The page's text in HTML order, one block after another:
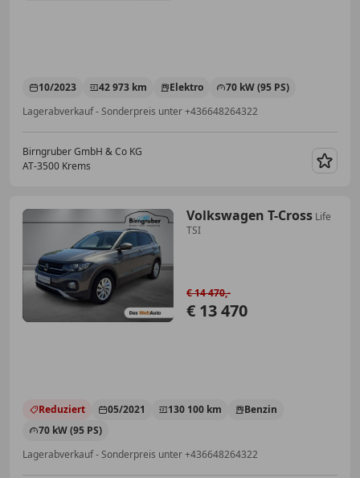
10/2023 42 973 km Elektro
70 kW (95 PS)
Lagerabverkauf - Sonderpreis unter +436648264322
Birngruber GmbH & Co KG
AT-3500 Krems
Volkswagen T-Cross Life
TSI
€ 13 470
€ 14 470,-
Reduziert 05/2021 130 100 km
Benzin
70 kW (95 PS)
Lagerabverkauf - Sonderpreis unter +436648264322